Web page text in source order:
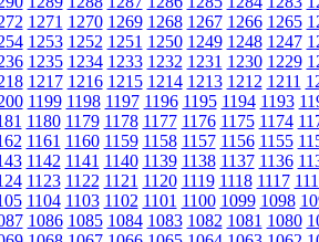
1271 1270 1269 1268 1267 1266 1265
1253 1252 1251 1250 1249 1248 1247
1235 1234 1233 1232 1231 1230 1229
1217 1216 1215 1214 1213 1212 1211
1199 1198 1197 1196 1195 1194 1193
1180 1179 1178 1177 1176 1175 1174
1161 1160 1159 1158 1157 1156 1155
1142 1141 1140 1139 1138 1137 1136
1123 1122 1121 1120 1119 1118 1117
1104 1103 1102 1101 1100 1099 1098
1086 1085 1084 1083 1082 1081 1080